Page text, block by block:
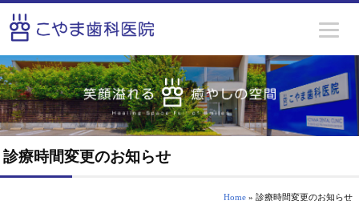
診療時間変更のお知らせ
Home » 診療時間変更のお知らせ